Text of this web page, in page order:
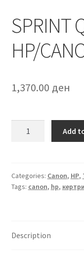
SPRINT
HP/
1,370.00 ден
quantity
Add
Categories: Canon, HP,
Tags: canon, hp,
Description